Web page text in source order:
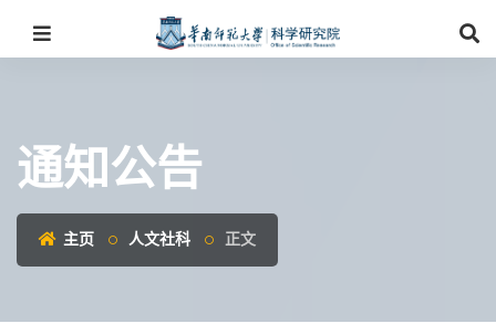
通知公告
主页 人文社科 正文